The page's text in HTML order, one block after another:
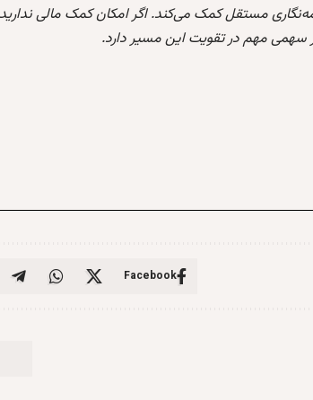
مستقل کمک می‌کند. اگر امکان کمک مالی
مهم در تقویت این مسیر دارد.
Facebook